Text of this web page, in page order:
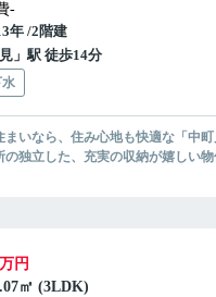
-
年 /2階建
」駅 徒歩14分
まいなら、住み心地も快適な「中
独立した、充実の収納が嬉しい物
円
㎡ (3LDK)